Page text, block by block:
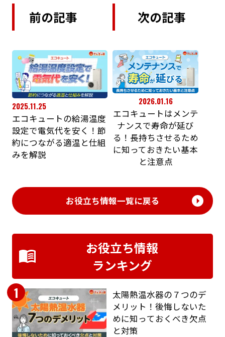
前の記事
2025.11.25
エコキュートの給湯温度
設定で電気代を安く！節
約につながる適温と仕組
みを解説
次の記事
2026.01.16
エコキュートはメンテ
ナンスで寿命が延び
る！長持ちさせるため
に知っておきたい基本
と注意点
お役立ち情報一覧に戻る
お役立ち情報
ランキング
1
太陽熱温水器の７つのデ
メリット！後悔しないた
めに知っておくべき欠点
と対策